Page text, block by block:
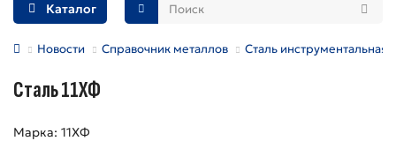
Каталог
Новости Справочник металлов Сталь инструментальная
Сталь 11ХФ
Марка: 11ХФ